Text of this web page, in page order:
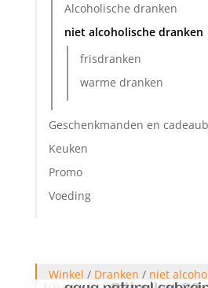
Winkel / Dranken / niet
Alcoholische dranken
niet alcoholische dranken
frisdranken
warme dranken
Geschenkmanden en
Keuken
Promo
Voeding